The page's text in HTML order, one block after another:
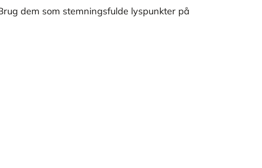
dem som stemningsfulde lyspunkter på